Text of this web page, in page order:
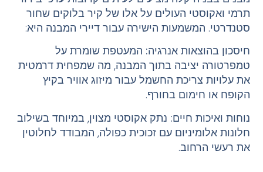
תרמי ואקוסטי העולים על אלו של קיר בלוקים שחור
סטנדרטי. המשמעות הישירה עבור דיירי המבנה היא:
חיסכון בהוצאות אנרגיה:המעטפת שומרת על
טמפרטורה יציבה בתוך המבנה, מה שמפחית דרמטית
את עלויות צריכת החשמל עבור מיזוג אוויר בקיץ
הקופח או חימום בחורף.
נוחות ואיכות חיים:נתק אקוסטי מצוין, במיוחד בשילוב
חלונות אלומיניום עם זכוכית כפולה, המבודד לחלוטין
את רעשי הרחוב.